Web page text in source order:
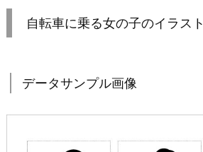
自転車に乗る女の子のイラスト
データサンプル画像